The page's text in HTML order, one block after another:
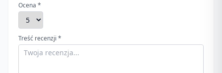
Ocena *
Treść recenzji *